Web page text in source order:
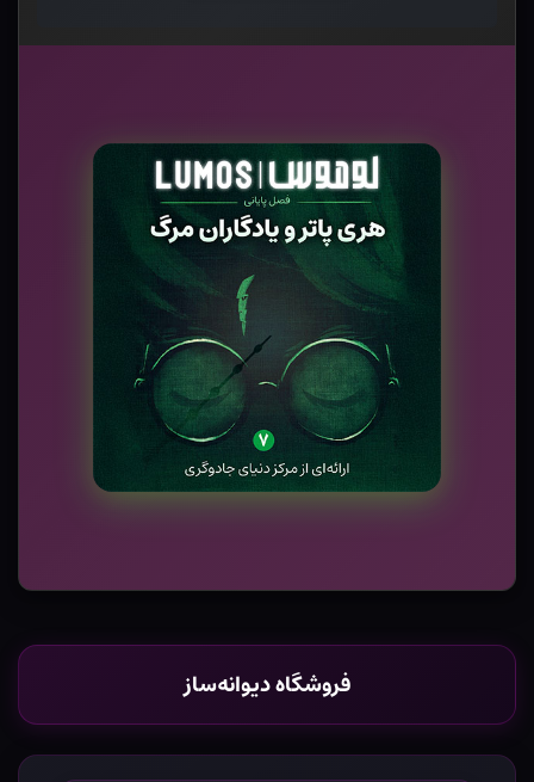
فروشگاه دیوانه‌ساز